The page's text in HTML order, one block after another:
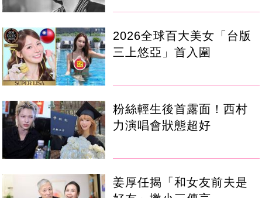
2026全球百大美女「台版
三上悠亞」首入圍
粉絲輕生後首露面！西村
力演唱會狀態超好
姜厚任揭「和女友前夫是